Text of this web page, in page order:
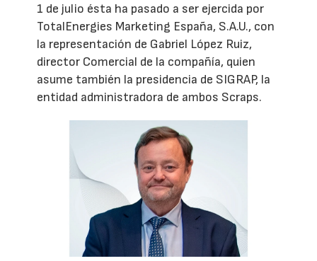
1 de julio ésta ha pasado a ser ejercida por
TotalEnergies Marketing España, S.A.U., con
la representación de Gabriel López Ruiz,
director Comercial de la compañía, quien
asume también la presidencia de SIGRAP, la
entidad administradora de ambos Scraps.